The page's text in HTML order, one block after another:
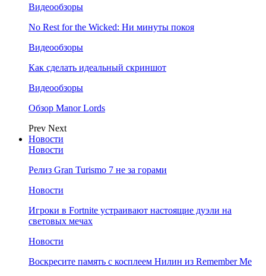
Видеообзоры
No Rest for the Wicked: Ни минуты покоя
Видеообзоры
Как сделать идеальный скриншот
Видеообзоры
Обзор Manor Lords
Prev Next
Новости
Новости
Релиз Gran Turismo 7 не за горами
Новости
Игроки в Fortnite устраивают настоящие дуэли на
световых мечах
Новости
Воскресите память с косплеем Нилин из Remember Me